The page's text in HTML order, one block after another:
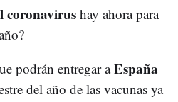
coronavirus hay ahora para
podrán entregar aEspaña
del año de las vacunas ya